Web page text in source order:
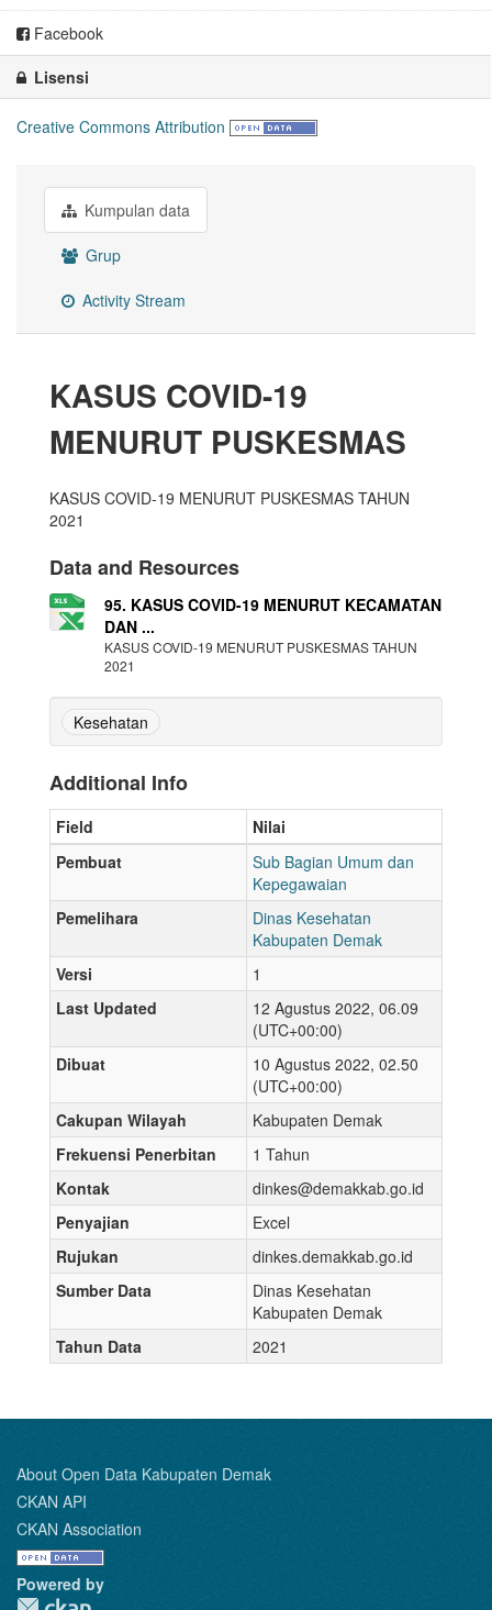
Facebook
Lisensi
Creative Commons Attribution
Kumpulan data
Grup
Activity Stream
KASUS COVID-19
MENURUT PUSKESMAS
KASUS COVID-19 MENURUT PUSKESMAS TAHUN
2021
Data and Resources
95. KASUS COVID-19 MENURUT KECAMATAN
DAN ...
KASUS COVID-19 MENURUT PUSKESMAS TAHUN
2021
Kesehatan
Additional Info
Field
Nilai
Pembuat
Sub Bagian Umum dan
Kepegawaian
Pemelihara
Dinas Kesehatan
Kabupaten Demak
Versi
1
Last Updated
12 Agustus 2022, 06.09
(UTC+00:00)
Dibuat
10 Agustus 2022, 02.50
(UTC+00:00)
Cakupan Wilayah
Kabupaten Demak
Frekuensi Penerbitan
1 Tahun
Kontak
dinkes@demakkab.go.id
Penyajian
Excel
Rujukan
dinkes.demakkab.go.id
Sumber Data
Dinas Kesehatan
Kabupaten Demak
Tahun Data
2021
About Open Data Kabupaten Demak
CKAN API
CKAN Association
Powered by